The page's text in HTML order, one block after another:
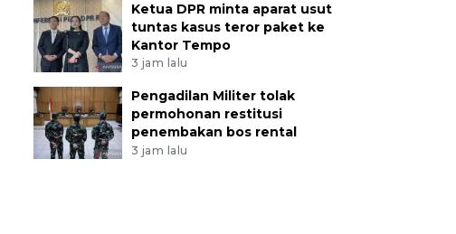
Ketua DPR minta aparat usut
tuntas kasus teror paket ke
Kantor Tempo
3 jam lalu
Pengadilan Militer tolak
permohonan restitusi
penembakan bos rental
3 jam lalu